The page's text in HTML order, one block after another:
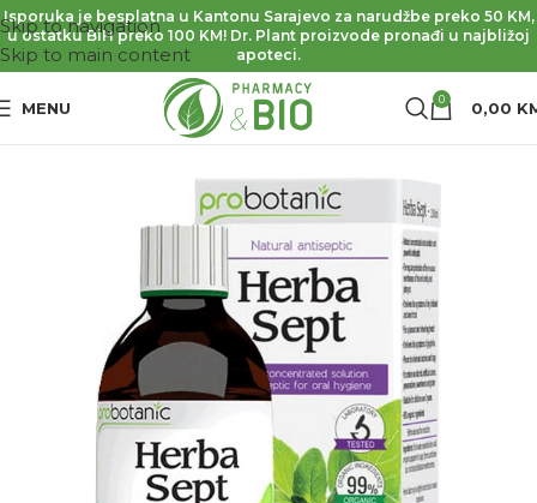
Skip to navigation
Skip to main content
Isporuka je besplatna u Kantonu Sarajevo za narudžbe preko 50 KM,
u ostatku BiH preko 100 KM! Dr. Plant proizvode pronađi u najbližoj
apoteci.
MENU 0 0,00